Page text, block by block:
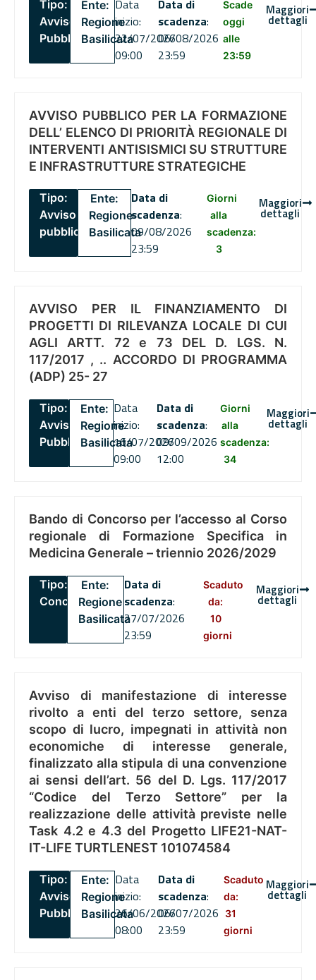
Tipo:
Avviso
Pubblico
Ente:
Regione
Basilicata
Data
inizio:
22/07/2026
09:00
Data di
scadenza:
06/08/2026
23:59
Scade
oggi
alle
23:59
Maggiori
dettagli
AVVISO PUBBLICO PER LA FORMAZIONE
DELL’ ELENCO DI PRIORITÀ REGIONALE DI
INTERVENTI ANTISISMICI SU STRUTTURE
E INFRASTRUTTURE STRATEGICHE
Tipo:
Avviso
pubblico
Ente:
Regione
Basilicata
Data di
scadenza:
09/08/2026
23:59
Giorni
alla
scadenza:
3
Maggiori
dettagli
AVVISO PER IL FINANZIAMENTO DI
PROGETTI DI RILEVANZA LOCALE DI CUI
AGLI ARTT. 72 e 73 DEL D. LGS. N.
117/2017 , .. ACCORDO DI PROGRAMMA
(ADP) 25- 27
Tipo:
Avviso
Pubblico
Ente:
Regione
Basilicata
Data
inizio:
16/07/2026
09:00
Data di
scadenza:
09/09/2026
12:00
Giorni
alla
scadenza:
34
Maggiori
dettagli
Bando di Concorso per l’accesso al Corso
regionale di Formazione Specifica in
Medicina Generale – triennio 2026/2029
Tipo:
Concorsi
Ente:
Regione
Basilicata
Data di
scadenza:
27/07/2026
23:59
Scaduto
da:
10
giorni
Maggiori
dettagli
Avviso di manifestazione di interesse
rivolto a enti del terzo settore, senza
scopo di lucro, impegnati in attività non
economiche di interesse generale,
finalizzato alla stipula di una convenzione
ai sensi dell’art. 56 del D. Lgs. 117/2017
“Codice del Terzo Settore” per la
realizzazione delle attività previste nelle
Task 4.2 e 4.3 del Progetto LIFE21-NAT-
IT-LIFE TURTLENEST 101074584
Tipo:
Avviso
Pubblico
Ente:
Regione
Basilicata
Data
inizio:
26/06/2026
08:00
Data di
scadenza:
06/07/2026
23:59
Scaduto
da:
31
giorni
Maggiori
dettagli